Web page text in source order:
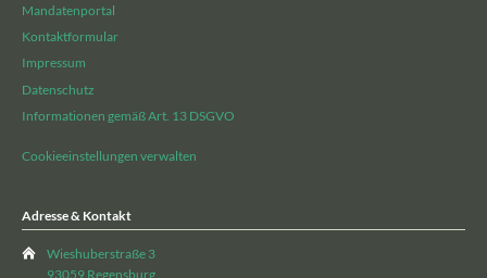
Mandatenportal
Kontaktformular
Impressum
Datenschutz
Informationen gemäß Art. 13 DSGVO
Cookieeinstellungen verwalten
Adresse & Kontakt
Wieshuberstraße 3
93059 Regensburg